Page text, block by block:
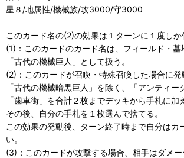
星８/地属性/機械族/攻3000/守3000
このカード名の(2)の効果は１ターンに１度しか
(1)：このカードのカード名は、フィールド・墓
「古代の機械巨人」として扱う。
(2)：このカードが召喚・特殊召喚した場合に発
「古代の機械暗黒巨人」を除く、「アンティー
「歯車街」を合計２枚までデッキから手札に加
その後、自分の手札を１枚選んで捨てる。
この効果の発動後、ターン終了時まで自分はカ
い。
(3)：このカードが攻撃する場合、相手はダメ